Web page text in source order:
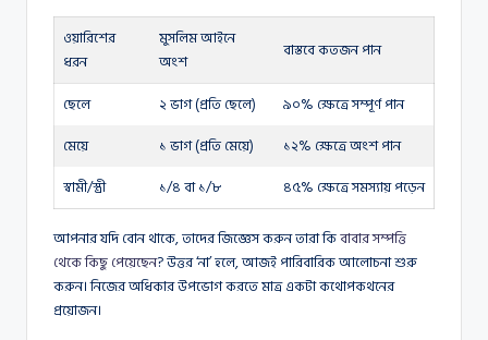
ওয়ারিশের
ধরন
মুসলিম আইনে
অংশ
বাস্তবে কতজন পান
ছেলে ২ ভাগ (প্রতি ছেলে)
৯০% ক্ষেত্রে সম্পূর্ণ পান
মেয়ে
১ ভাগ (প্রতি মেয়ে)
১২% ক্ষেত্রে অংশ পান
স্বামী/স্ত্রী
১/৪ বা ১/৮ ৪৫% ক্ষেত্রে সমস্যায় পড়েন
আপনার যদি বোন থাকে, তাদের জিজ্ঞেস করুন তারা কিবাবার সম্পত্তি
থেকে কিছু পেয়েছেন? উত্তর ‘না’ হলে, আজই পারিবারিক আলোচনা শুরু
করুন। নিজের অধিকার উপভোগ করতে মাত্র একটা কথোপকথনের
প্রয়োজন।